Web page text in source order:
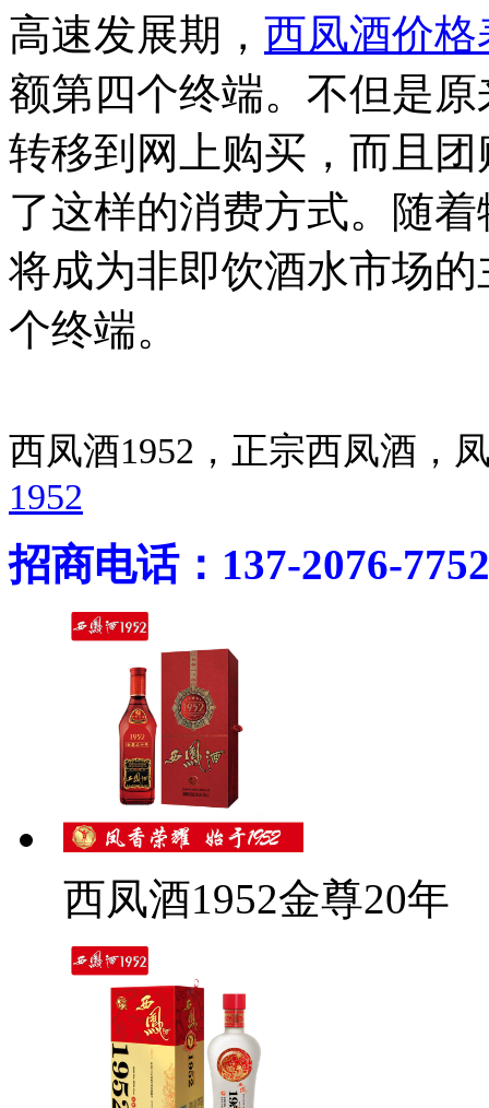
高速发展期， 西凤酒价格
额第四个终端。不但是
转移到网上购买，而且
了这样的消费方式。随
将成为非即饮酒水市场
个终端。
西凤酒1952，正宗西凤酒
1952
招商电话：137-2076-7752
西凤酒1952金尊20年